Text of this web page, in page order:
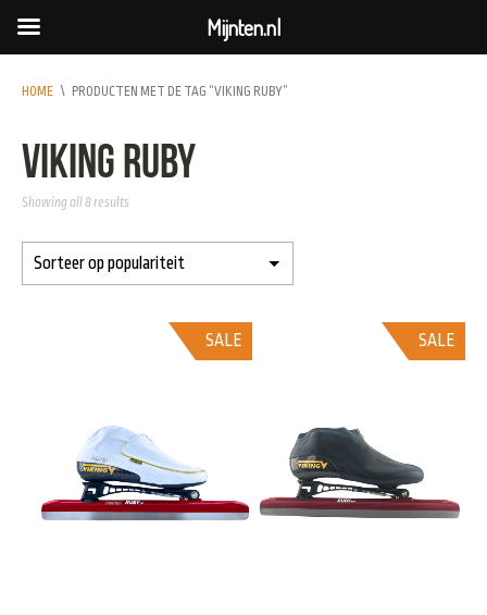
HOME \ PRODUCTEN MET DE TAG “VIKING RUBY”
Viking ruby
Showing all 8 results
SALE
SALE
Mijnten.nl